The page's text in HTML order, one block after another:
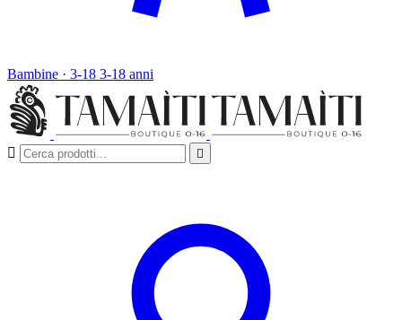
Bambine · 3-18 3-18 anni
 